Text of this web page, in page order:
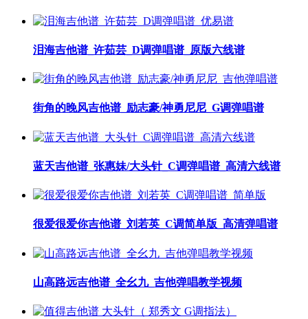
泪海吉他谱_许茹芸_D调弹唱谱_原版六线谱
街角的晚风吉他谱_励志豪/神勇尼尼_G调弹唱谱
蓝天吉他谱_张惠妹/大头针_C调弹唱谱_高清六线谱
很爱很爱你吉他谱_刘若英_C调简单版_高清弹唱谱
山高路远吉他谱_全幺九_吉他弹唱教学视频